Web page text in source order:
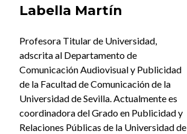
Labella Martín
Profesora Titular de Universidad,
adscrita al Departamento de
Comunicación Audiovisual y Publicidad
de la Facultad de Comunicación de la
Universidad de Sevilla. Actualmente es
coordinadora del Grado en Publicidad y
Relaciones Públicas de la Universidad de